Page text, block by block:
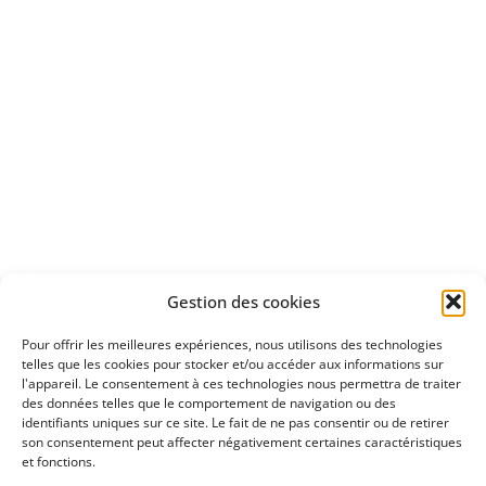
Gestion des cookies
Pour offrir les meilleures expériences, nous utilisons des technologies
telles que les cookies pour stocker et/ou accéder aux informations sur
l'appareil. Le consentement à ces technologies nous permettra de traiter
des données telles que le comportement de navigation ou des
identifiants uniques sur ce site. Le fait de ne pas consentir ou de retirer
son consentement peut affecter négativement certaines caractéristiques
et fonctions.
Découvrez